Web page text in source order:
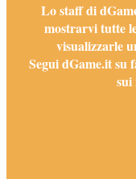
Lo staff di
mostrarvi tutte
visualizzarle
Segui dGame.it su
sui